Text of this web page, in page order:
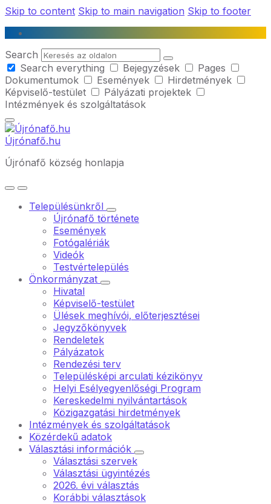
Skip to content Skip to main navigation Skip to footer
Search
Search everything
Bejegyzések
Pages
Dokumentumok
Események
Hirdetmények
Képviselő-testület
Pályázati projektek
Intézmények és szolgáltatások
Újrónafő.hu
Újrónafő község honlapja
Településünkről
Újrónafő története
Események
Fotógalériák
Videók
Testvértelepülés
Önkormányzat
Hivatal
Képviselő-testület
Ülések meghívói, előterjesztései
Jegyzőkönyvek
Rendeletek
Pályázatok
Rendezési terv
Településképi arculati kézikönyv
Helyi Esélyegyenlőségi Program
Kereskedelmi nyilvántartások
Közigazgatási hirdetmények
Intézmények és szolgáltatások
Közérdekű adatok
Választási információk
Választási szervek
Választási ügyintézés
2026. évi választás
Korábbi választások